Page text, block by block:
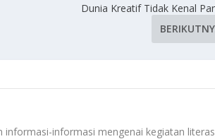
Dunia Kreatif Tidak Kenal
informasi-informasi mengenai kegiatan